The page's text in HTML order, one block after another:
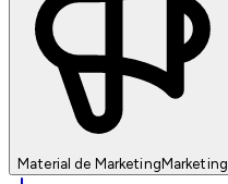
Material de MarketingMarketing